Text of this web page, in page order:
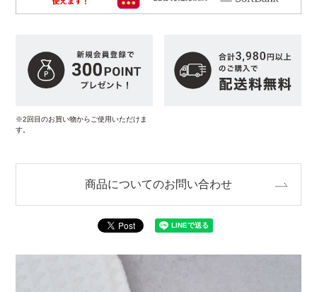
※2回目のお買い物からご使用いただけま
す。
商品についてのお問い合わせ